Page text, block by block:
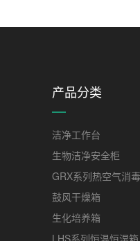
产品分类
洁净工作台
生物洁净安全柜
GRX系列热空气消
鼓风干燥箱
生化培养箱
LHS系列恒温恒湿箱